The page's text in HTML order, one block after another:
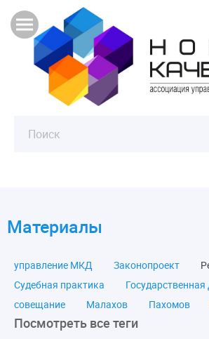
Материалы
управление МКД Законопроект
Судебная практика
совещание
Малахов Пахомов
ЛикбезЖКХ
ЖКХ
Строительная
Посмотреть все теги